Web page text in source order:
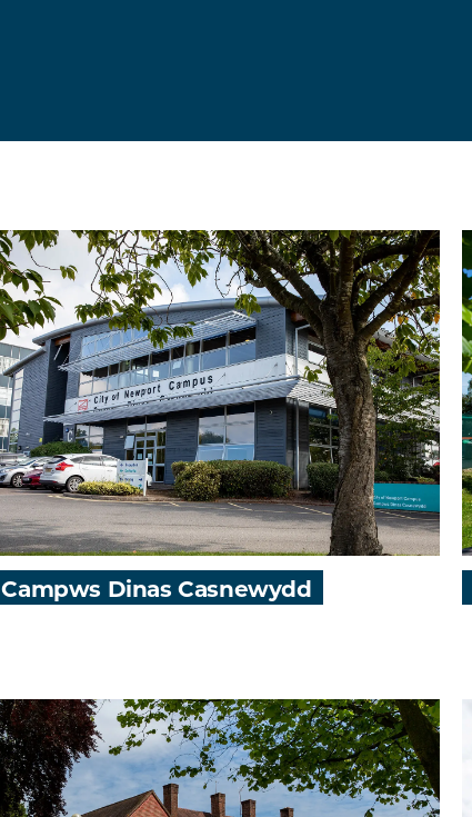
Campws Dinas Casnewydd